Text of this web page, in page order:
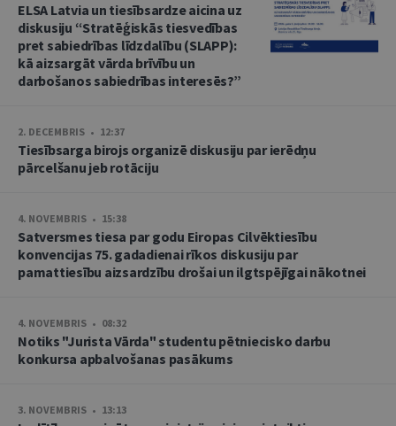
ELSA Latvia un tiesībsardze aicina uz
diskusiju “Stratēģiskās tiesvedības
pret sabiedrības līdzdalību (SLAPP):
kā aizsargāt vārda brīvību un
darbošanos sabiedrības interesēs?”
2. DECEMBRIS • 12:37
Tiesībsarga birojs organizē diskusiju par ierēdņu
pārcelšanu jeb rotāciju
4. NOVEMBRIS • 15:38
Satversmes tiesa par godu Eiropas Cilvēktiesību
konvencijas 75. gadadienai rīkos diskusiju par
pamattiesību aizsardzību drošai un ilgtspējīgai nākotnei
4. NOVEMBRIS • 08:32
Notiks "Jurista Vārda" studentu pētniecisko darbu
konkursa apbalvošanas pasākums
3. NOVEMBRIS • 13:13